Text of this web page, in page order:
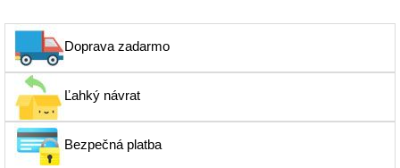
Doprava zadarmo
Ľahký návrat
Bezpečná platba